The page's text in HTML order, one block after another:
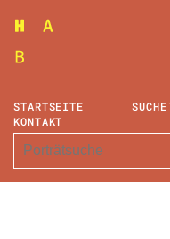
STARTSEITE SUCHE
KONTAKT